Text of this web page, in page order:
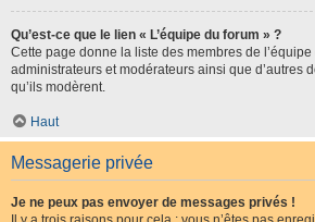
Qu’est-ce que le lien « L’équipe du forum » ?
Cette page donne la liste des membres de
administrateurs et modérateurs ainsi que d’autres
qu’ils modèrent.
Haut
Messagerie privée
Je ne peux pas envoyer de messages privés !